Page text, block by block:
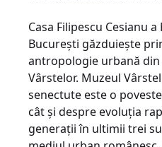
Casa Filipescu Cesianu
București găzduiește
antropologie urbană
Vârstelor. Muzeul
senectute este o
cât și despre evoluția
generații în ultimii trei